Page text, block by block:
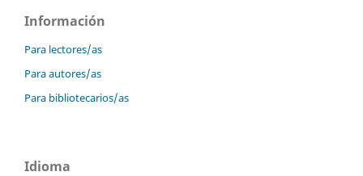
Información
Para lectores/as
Para autores/as
Para bibliotecarios/as
Idioma